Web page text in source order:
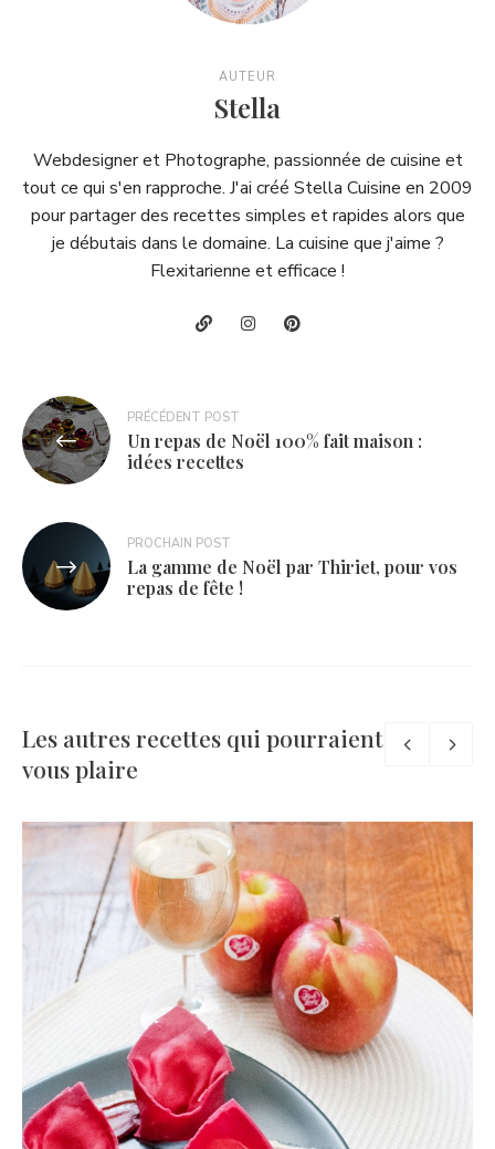
AUTEUR
Stella
Webdesigner et Photographe, passionnée de cuisine et
tout ce qui s'en rapproche. J'ai créé Stella Cuisine en 2009
pour partager des recettes simples et rapides alors que
je débutais dans le domaine. La cuisine que j'aime ?
Flexitarienne et efficace !
Navigation
de
l’article
PRÉCÉDENT POST
Un repas de Noël 100% fait maison :
idées recettes
PROCHAIN POST
La gamme de Noël par Thiriet, pour vos
repas de fête !
Les autres recettes qui pourraient
vous plaire